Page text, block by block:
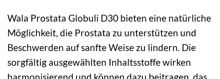
Wala Prostata Globuli D30 bieten eine natürliche
Möglichkeit, die Prostata zu unterstützen und
Beschwerden auf sanfte Weise zu lindern. Die
sorgfältig ausgewählten Inhaltsstoffe wirken
harmonisierend und können dazu beitragen, das